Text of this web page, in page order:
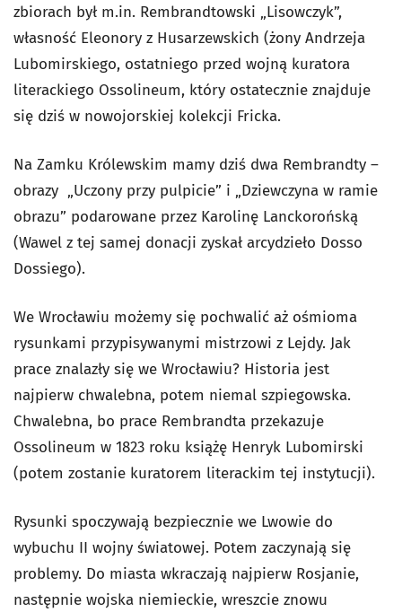
zbiorach był m.in. Rembrandtowski „Lisowczyk”,
własność Eleonory z Husarzewskich (żony Andrzeja
Lubomirskiego, ostatniego przed wojną kuratora
literackiego Ossolineum, który ostatecznie znajduje
się dziś w nowojorskiej kolekcji Fricka.
Na Zamku Królewskim mamy dziś dwa Rembrandty –
obrazy „Uczony przy pulpicie” i „Dziewczyna w ramie
obrazu” podarowane przez Karolinę Lanckorońską
(Wawel z tej samej donacji zyskał arcydzieło Dosso
Dossiego).
We Wrocławiu możemy się pochwalić aż ośmioma
rysunkami przypisywanymi mistrzowi z Lejdy. Jak
prace znalazły się we Wrocławiu? Historia jest
najpierw chwalebna, potem niemal szpiegowska.
Chwalebna, bo prace Rembrandta przekazuje
Ossolineum w 1823 roku książę Henryk Lubomirski
(potem zostanie kuratorem literackim tej instytucji).
Rysunki spoczywają bezpiecznie we Lwowie do
wybuchu II wojny światowej. Potem zaczynają się
problemy. Do miasta wkraczają najpierw Rosjanie,
następnie wojska niemieckie, wreszcie znowu